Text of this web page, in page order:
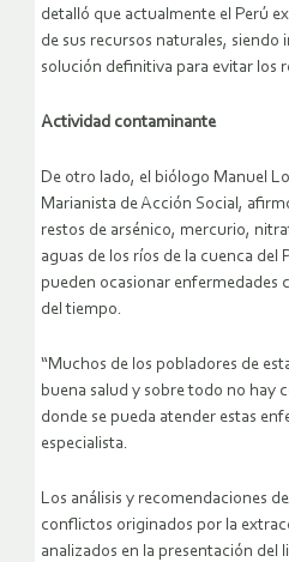
detalló que actualmente el Perú
de sus recursos naturales,
solución definitiva para evitar los
Actividad contaminante
De otro lado, el biólogo Manuel
Marianista de Acción Social,
restos de arsénico, mercurio,
aguas de los ríos de la cuenca del
pueden ocasionar enfermedades
del tiempo.
“Muchos de los pobladores de
buena salud y sobre todo no hay
donde se pueda atender estas
especialista.
Los análisis y recomendaciones
conflictos originados por la
analizados en la presentación del